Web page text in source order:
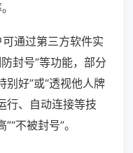
通过第三方软件实
封号”等功能，部分
别好”或“透视他人牌
行、自动连接等技
不被封号”。